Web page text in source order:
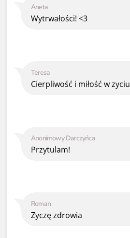
Roman
Zyczę zdrowia
Anonimowy Darczyńca
Przytulam!
Teresa
Cierpliwość i miłość w zyciu
Aneta
Wytrwałości! <3